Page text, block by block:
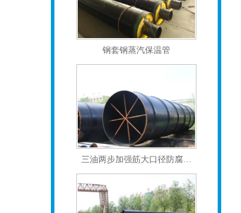
钢套钢蒸汽保温管
三油两步加强筋大口径防腐…